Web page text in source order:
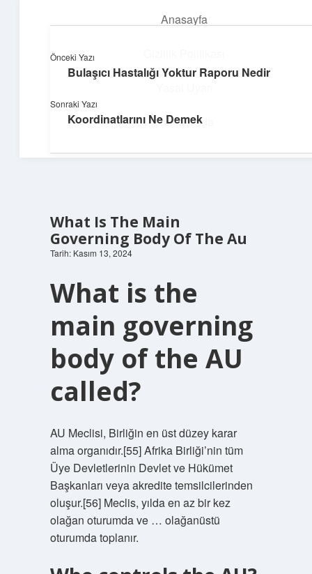
Anasayfa
Hakkımızda
Neşeli Fikir Köşesi
Hayatına neşe katan kısa hikayeler!
What Is The Main
Governing Body Of The Au
Tarih: Kasım 13, 2024
What is the
main governing
body of the AU
called?
AU Meclisi, Birliğin en üst düzey karar
alma organıdır.[55] Afrika Birliği’nin tüm
Üye Devletlerinin Devlet ve Hükümet
Başkanları veya akredite temsilcilerinden
oluşur.[56] Meclis, yılda en az bir kez
olağan oturumda ve … olağanüstü
oturumda toplanır.
Önceki Yazı
Bulaşıcı Hastalığı Yoktur Raporu Nedir
Sonraki Yazı
Koordinatlarını Ne Demek